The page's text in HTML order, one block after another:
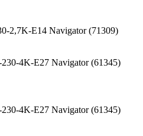
2,7K-E14 Navigator (71309)